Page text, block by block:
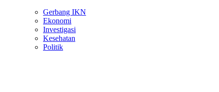
Gerbang IKN
Ekonomi
Investigasi
Kesehatan
Politik